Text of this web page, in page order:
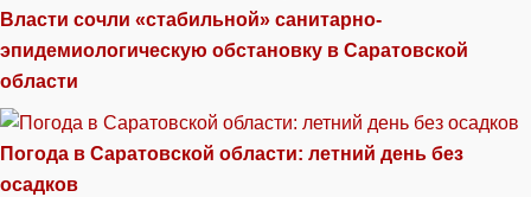
Власти сочли «стабильной» санитарно-
эпидемиологическую обстановку в Саратовской
области
Погода в Саратовской области: летний день без
осадков